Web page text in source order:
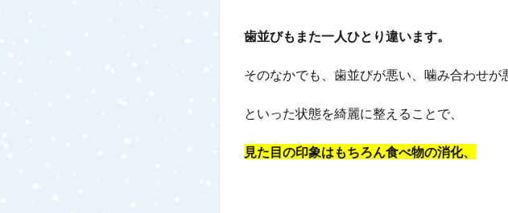
歯並びもまた一人ひとり違います。
そのなかでも、歯並びが悪い、噛み合わせが
といった状態を綺麗に整えることで、
見た目の印象はもちろん食べ物の消化、